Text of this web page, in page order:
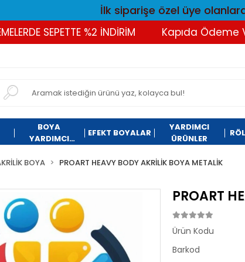
İlk siparişe özel üye
SEPETTE %2 İNDİRİM Kapıda Ödeme
BOYA
YARDIMCI
EFEKT BOYALAR
YARDIMCI
ÜRÜNLER
BOYA PROART HEAVY BODY AKRİLİK BOYA METALİK
PROART
Ürün Kodu
Barkod